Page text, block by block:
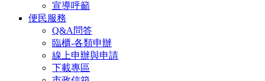
宣導呼籲
便民服務
Q&A問答
臨櫃-各類申辦
線上申辦與申請
下載專區